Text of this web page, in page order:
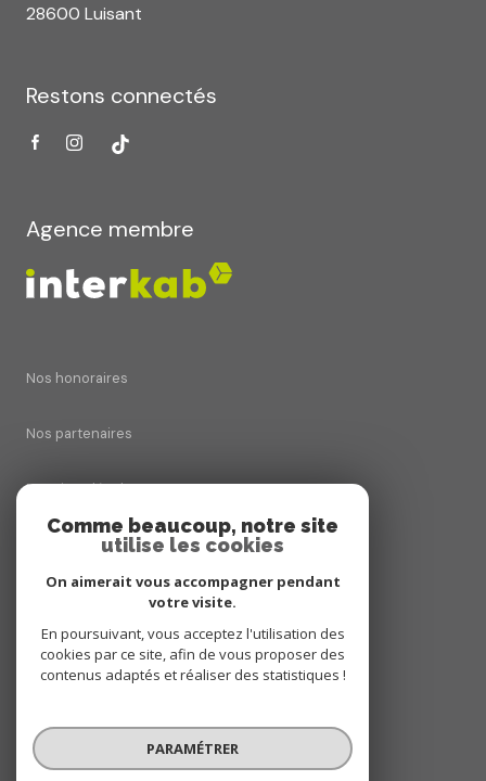
28600 Luisant
Restons connectés
Agence membre
Nos honoraires
Nos partenaires
Mentions légales
Cookies
© 2026 | Tous droits réservés
Comme beaucoup, notre site
utilise les cookies
On aimerait vous accompagner pendant
votre visite.
En poursuivant, vous acceptez l'utilisation des
cookies par ce site, afin de vous proposer des
contenus adaptés et réaliser des statistiques !
PARAMÉTRER